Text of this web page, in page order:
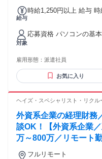
給与
時給1,250円以上 給与 時給1,250円〜 交
対象
応募資格 パソコンの基
雇用形態： 派遣社員
お気に入り
ヘイズ・スペシャリスト・リク
外資系企業の経理財務
談OK！【外資系企業
万～800万／リモート
フルリモート